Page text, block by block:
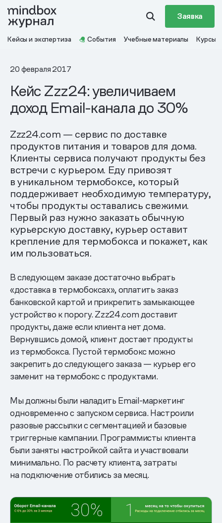
Заявка
Кейсы и экспертиза События Учебные материалы Курсы
20 февраля 2017
Кейс Zzz24: увеличиваем
доход Email-канала до 30%
Zzz24.com — сервис по доставке
продуктов питания и товаров для дома.
Клиенты сервиса получают продукты без
встречи с курьером. Еду привозят
в уникальном термобоксе, который
поддерживает необходимую температуру,
чтобы продукты оставались свежими.
Первый раз нужно заказать обычную
курьерскую доставку, курьер оставит
крепление для термобокса и покажет, как
им пользоваться.
В следующем заказе достаточно выбрать
«доставка в термобоксах», оплатить заказ
банковской картой и прикрепить замыкающее
устройство к порогу. Zzz24.com доставит
продукты, даже если клиента нет дома.
Вернувшись домой, клиент достает продукты
из термобокса. Пустой термобокс можно
закрепить до следующего заказа — курьер его
заменит на термобокс с продуктами.
Мы должны были наладить Email-маркетинг
одновременно с запуском сервиса. Настроили
разовые рассылки с сегментацией и базовые
триггерные кампании. Программисты клиента
были заняты настройкой сайта и участвовали
минимально. По расчету клиента, затраты
на подключение отбились за месяц.